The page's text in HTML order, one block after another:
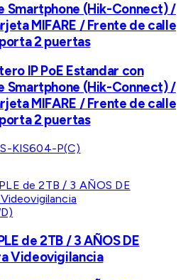
Smartphone (Hik-Connect) /
MIFARE / Frente de calle
2 puertas
IP PoE Estandar con
Smartphone (Hik-Connect) /
MIFARE / Frente de calle
2 puertas
KIS604-P(C)
de 2TB / 3 AÑOS DE
Videovigilancia